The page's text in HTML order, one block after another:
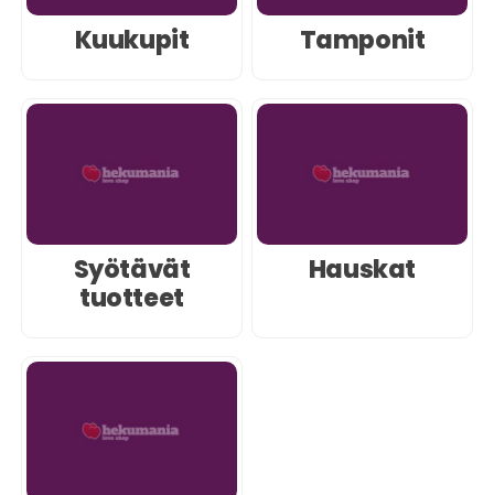
Kuukupit Tamponit
Syötävät
tuotteet
Hauskat